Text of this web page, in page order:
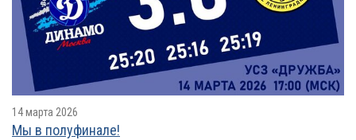
14 марта 2026
Мы в полуфинале!